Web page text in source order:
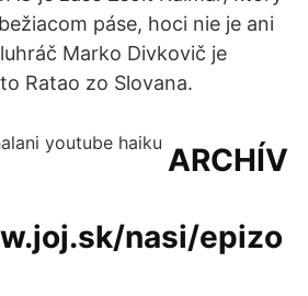
páse, hoci nie je ani
Marko Divkovič je
Ratao zo Slovana.
ARCHÍV
nasi/epizo